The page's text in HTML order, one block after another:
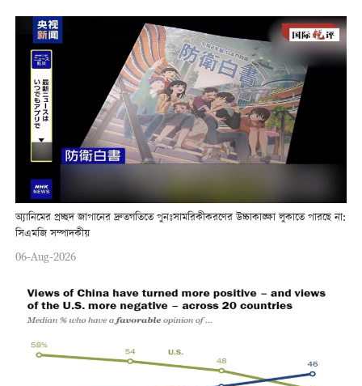
অ্যানিমের প্রচ্ছদ জাপানের দ্রুতগতিতে পুনঃসামরিকীকরণের উচ্চাকাঙ্ক্ষা লুকাতে পারছে না:
সিএমজি সম্পাদকীয়
06-Aug-2026